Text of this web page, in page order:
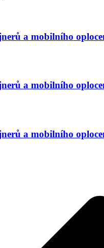
a mobilního
a mobilního
a mobilního